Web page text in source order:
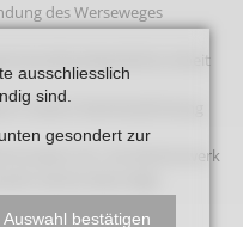
des Werseweges
kunsthandwerkliche Arbeit
in seiner Nachempfindung
hin, Als Meisterwerk
denkmalwürdige
ausschliesslich
sind.
gesondert zur
Auswahl bestätigen